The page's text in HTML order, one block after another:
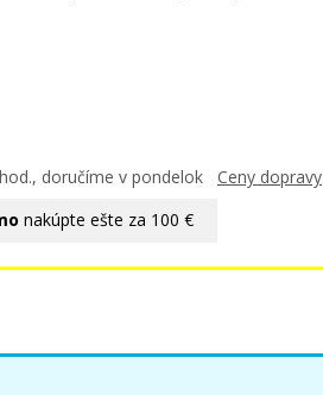
doručíme v pondelok Ceny dopravy
nakúpte ešte za 100 €